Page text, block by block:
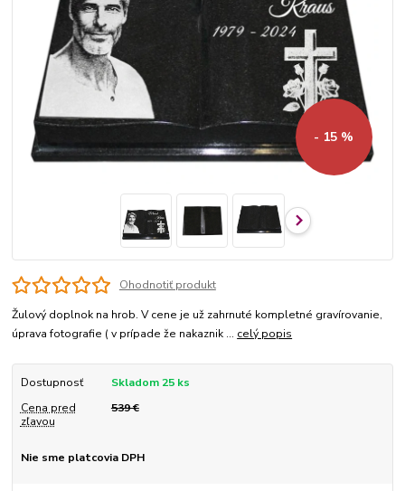
- 15 %
Ohodnotiť produkt
Žulový doplnok na hrob. V cene je už zahrnuté kompletné gravírovanie,
úprava fotografie ( v prípade že nakaznik ... celý popis
Dostupnosť
Skladom 25 ks
Cena pred
zľavou
539 €
Nie sme platcovia DPH